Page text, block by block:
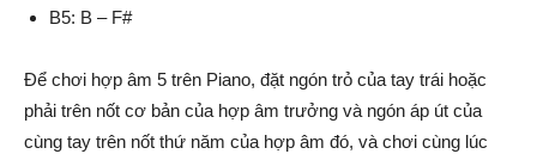
B5: B – F#
Để chơi hợp âm 5 trên Piano, đặt ngón trỏ của tay trái hoặc
phải trên nốt cơ bản của hợp âm trưởng và ngón áp út của
cùng tay trên nốt thứ năm của hợp âm đó, và chơi cùng lúc